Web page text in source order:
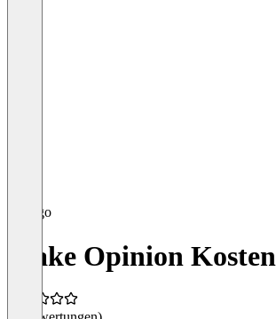
Make Opinion Kosten